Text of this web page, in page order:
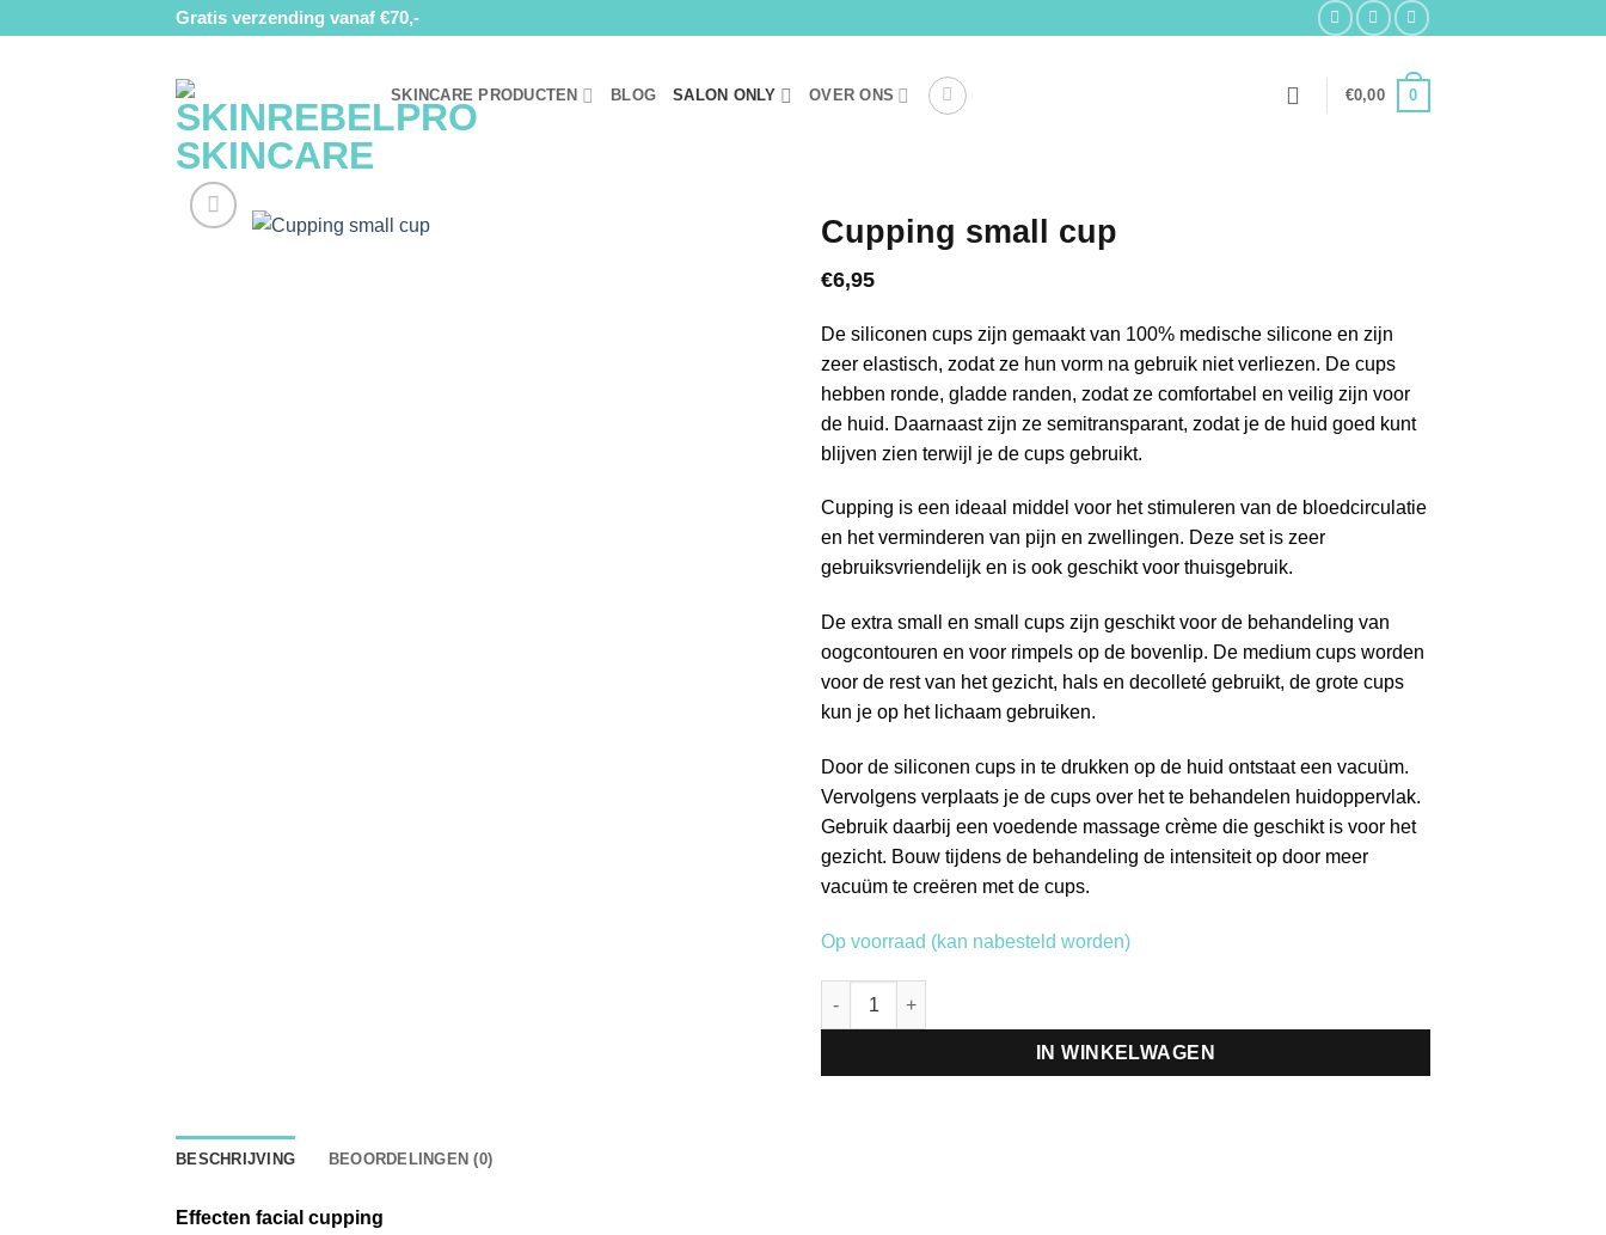
Gratis verzending vanaf €70,-
SKINCARE PRODUCTEN BLOG SALON ONLY OVER ONS €0,00 0
Cupping small cup
€6,95
De siliconen cups zijn gemaakt van 100% medische silicone en zijn
zeer elastisch, zodat ze hun vorm na gebruik niet verliezen. De cups
hebben ronde, gladde randen, zodat ze comfortabel en veilig zijn voor
de huid. Daarnaast zijn ze semitransparant, zodat je de huid goed kunt
blijven zien terwijl je de cups gebruikt.
Cupping is een ideaal middel voor het stimuleren van de bloedcirculatie
en het verminderen van pijn en zwellingen. Deze set is zeer
gebruiksvriendelijk en is ook geschikt voor thuisgebruik.
De extra small en small cups zijn geschikt voor de behandeling van
oogcontouren en voor rimpels op de bovenlip. De medium cups worden
voor de rest van het gezicht, hals en decolleté gebruikt, de grote cups
kun je op het lichaam gebruiken.
Door de siliconen cups in te drukken op de huid ontstaat een vacuüm.
Vervolgens verplaats je de cups over het te behandelen huidoppervlak.
Gebruik daarbij een voedende massage crème die geschikt is voor het
gezicht. Bouw tijdens de behandeling de intensiteit op door meer
vacuüm te creëren met de cups.
Op voorraad (kan nabesteld worden)
Cupping small cup aantal
IN WINKELWAGEN
BESCHRIJVING BEOORDELINGEN (0)
Effecten facial cupping